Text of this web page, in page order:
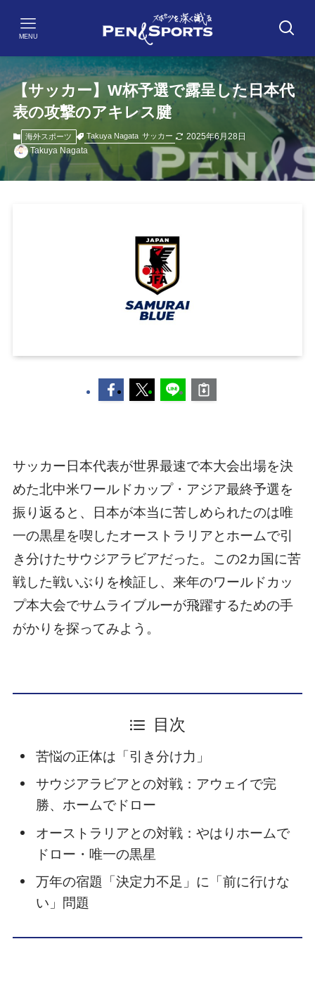
MENU
【サッカー】W杯予選で露呈した日本代
表の攻撃のアキレス腱
海外スポーツ Takuya Nagata サッカー
2025年6月28日
Takuya Nagata
サッカー日本代表が世界最速で本大会出場を決
めた北中米ワールドカップ・アジア最終予選を
振り返ると、日本が本当に苦しめられたのは唯
一の黒星を喫したオーストラリアとホームで引
き分けたサウジアラビアだった。この2カ国に苦
戦した戦いぶりを検証し、来年のワールドカッ
プ本大会でサムライブルーが飛躍するための手
がかりを探ってみよう。
目次
苦悩の正体は「引き分け力」
サウジアラビアとの対戦：アウェイで完
勝、ホームでドロー
オーストラリアとの対戦：やはりホームで
ドロー・唯一の黒星
万年の宿題「決定力不足」に「前に行けな
い」問題